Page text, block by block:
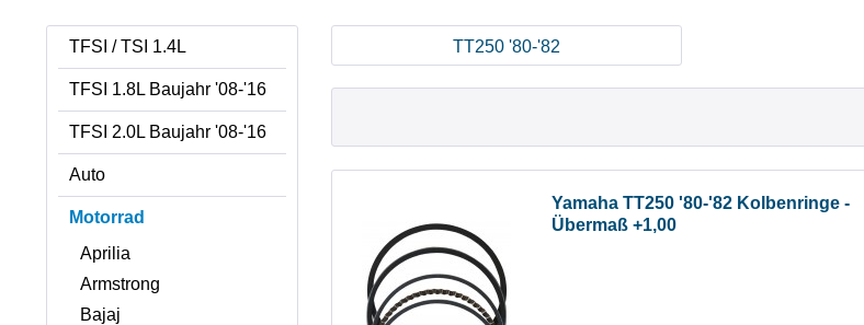
TFSI / TSI 1.4L
TFSI 1.8L Baujahr '08-'16
TFSI 2.0L Baujahr '08-'16
Auto
Motorrad
Aprilia
Armstrong
Bajaj
TT250 '80-'82
Yamaha TT250 '80-'82 Kolbenringe -
Übermaß +1,00